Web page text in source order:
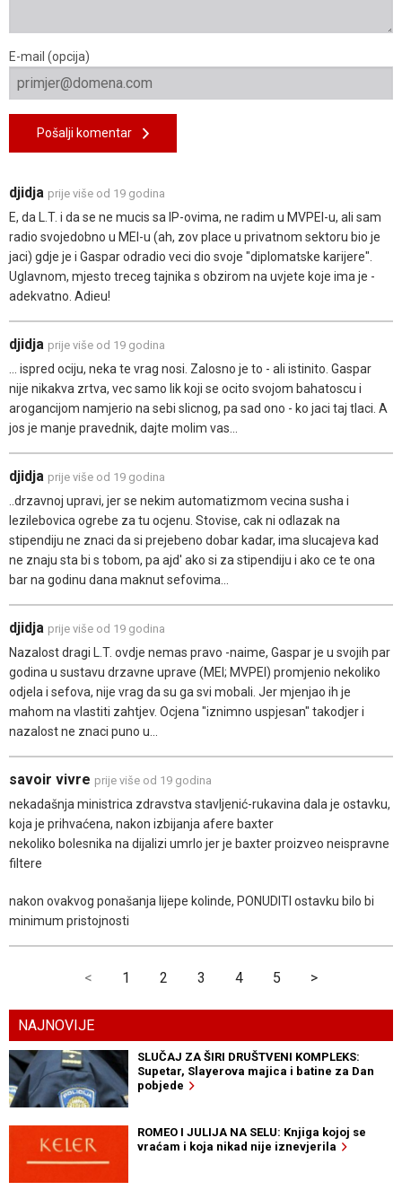
E-mail (opcija)
Pošalji komentar
djidja prije više od 19 godina
E, da L.T. i da se ne mucis sa IP-ovima, ne radim u MVPEI-u, ali sam
radio svojedobno u MEI-u (ah, zov place u privatnom sektoru bio je
jaci) gdje je i Gaspar odradio veci dio svoje "diplomatske karijere".
Uglavnom, mjesto treceg tajnika s obzirom na uvjete koje ima je -
adekvatno. Adieu!
djidja prije više od 19 godina
... ispred ociju, neka te vrag nosi. Zalosno je to - ali istinito. Gaspar
nije nikakva zrtva, vec samo lik koji se ocito svojom bahatoscu i
arogancijom namjerio na sebi slicnog, pa sad ono - ko jaci taj tlaci. A
jos je manje pravednik, dajte molim vas...
djidja prije više od 19 godina
..drzavnoj upravi, jer se nekim automatizmom vecina susha i
lezilebovica ogrebe za tu ocjenu. Stovise, cak ni odlazak na
stipendiju ne znaci da si prejebeno dobar kadar, ima slucajeva kad
ne znaju sta bi s tobom, pa ajd' ako si za stipendiju i ako ce te ona
bar na godinu dana maknut sefovima...
djidja prije više od 19 godina
Nazalost dragi L.T. ovdje nemas pravo -naime, Gaspar je u svojih par
godina u sustavu drzavne uprave (MEI; MVPEI) promjenio nekoliko
odjela i sefova, nije vrag da su ga svi mobali. Jer mjenjao ih je
mahom na vlastiti zahtjev. Ocjena "iznimno uspjesan" takodjer i
nazalost ne znaci puno u...
savoir vivre prije više od 19 godina
nekadašnja ministrica zdravstva stavljenić-rukavina dala je ostavku,
koja je prihvaćena, nakon izbijanja afere baxter
nekoliko bolesnika na dijalizi umrlo jer je baxter proizveo neispravne
filtere
nakon ovakvog ponašanja lijepe kolinde, PONUDITI ostavku bilo bi
minimum pristojnosti
< 1 2 3 4 5 >
NAJNOVIJE
SLUČAJ ZA ŠIRI DRUŠTVENI KOMPLEKS:
Supetar, Slayerova majica i batine za Dan
pobjede
ROMEO I JULIJA NA SELU: Knjiga kojoj se
vraćam i koja nikad nije iznevjerila